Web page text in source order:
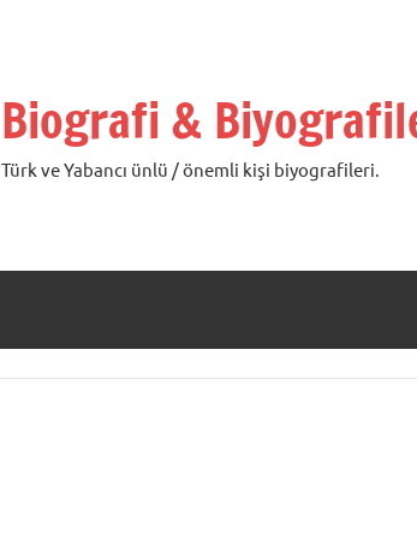
Biografi &
Türk ve Yabancı ünlü / önemli kişi biyografileri.